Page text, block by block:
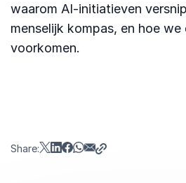
waarom AI-initiatieven
menselijk kompas, en hoe we
voorkomen.
Share: